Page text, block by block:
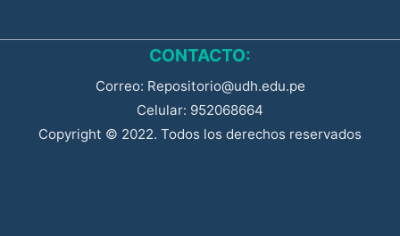
CONTACTO:
Correo: Repositorio@udh.edu.pe
Celular: 952068664
Copyright © 2022. Todos los derechos reservados